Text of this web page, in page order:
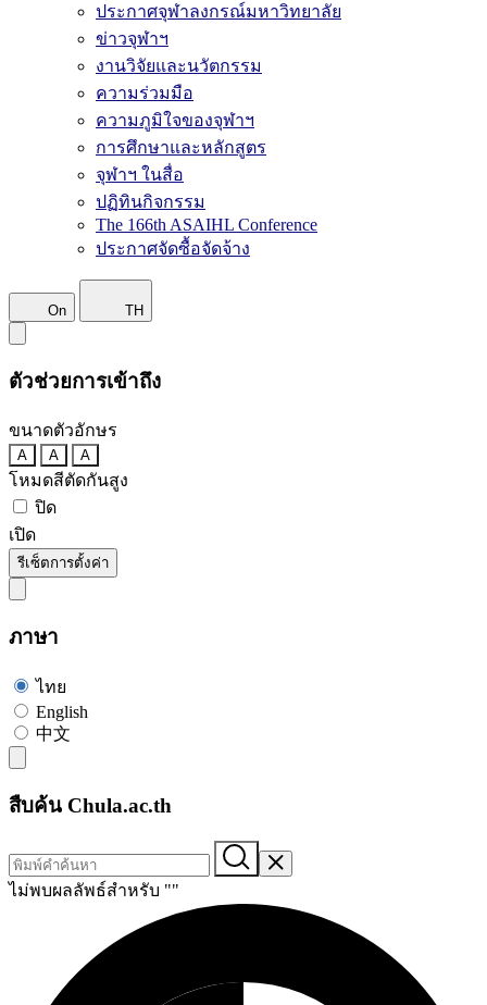
ประกาศจุฬาลงกรณ์มหาวิทยาลัย
ข่าวจุฬาฯ
งานวิจัยและนวัตกรรม
ความร่วมมือ
ความภูมิใจของจุฬาฯ
การศึกษาและหลักสูตร
จุฬาฯ ในสื่อ
ปฏิทินกิจกรรม
The 166th ASAIHL Conference
ประกาศจัดซื้อจัดจ้าง
On TH
ตัวช่วยการเข้าถึง
ขนาดตัวอักษร
A A A
โหมดสีตัดกันสูง
ปิด
เปิด
รีเซ็ตการตั้งค่า
ภาษา
ไทย
English
中文
สืบค้น Chula.ac.th
ไม่พบผลลัพธ์สำหรับ ""